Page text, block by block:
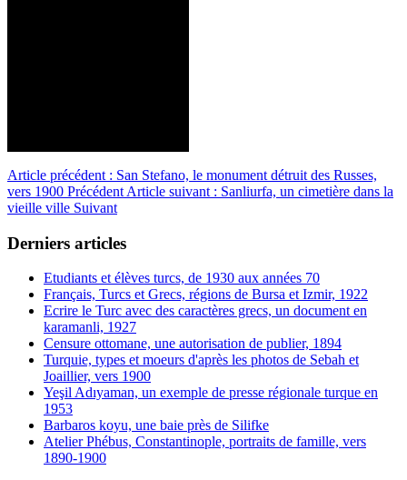
Article précédent : San Stefano, le monument détruit des Russes,
vers 1900 Précédent Article suivant : Sanliurfa, un cimetière dans la
vieille ville Suivant
Derniers articles
Etudiants et élèves turcs, de 1930 aux années 70
Français, Turcs et Grecs, régions de Bursa et Izmir, 1922
Ecrire le Turc avec des caractères grecs, un document en
karamanli, 1927
Censure ottomane, une autorisation de publier, 1894
Turquie, types et moeurs d'après les photos de Sebah et
Joaillier, vers 1900
Yeşil Adıyaman, un exemple de presse régionale turque en
1953
Barbaros koyu, une baie près de Silifke
Atelier Phébus, Constantinople, portraits de famille, vers
1890-1900